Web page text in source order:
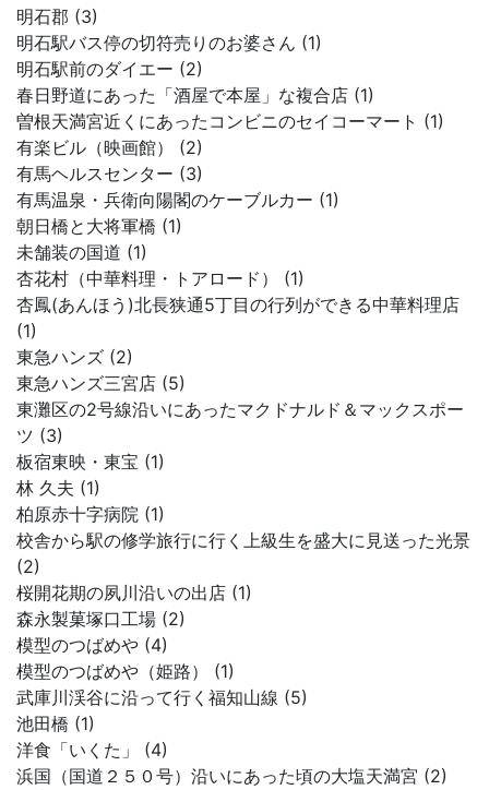
明石郡 (3)
明石駅バス停の切符売りのお婆さん (1)
明石駅前のダイエー (2)
春日野道にあった「酒屋で本屋」な複合店 (1)
曽根天満宮近くにあったコンビニのセイコーマート (1)
有楽ビル（映画館） (2)
有馬ヘルスセンター (3)
有馬温泉・兵衛向陽閣のケーブルカー (1)
朝日橋と大将軍橋 (1)
未舗装の国道 (1)
杏花村（中華料理・トアロード） (1)
杏鳳(あんほう)北長狭通5丁目の行列ができる中華料理店
(1)
東急ハンズ (2)
東急ハンズ三宮店 (5)
東灘区の2号線沿いにあったマクドナルド＆マックスポー
ツ (3)
板宿東映・東宝 (1)
林 久夫 (1)
柏原赤十字病院 (1)
校舎から駅の修学旅行に行く上級生を盛大に見送った光景
(2)
桜開花期の夙川沿いの出店 (1)
森永製菓塚口工場 (2)
模型のつばめや (4)
模型のつばめや（姫路） (1)
武庫川渓谷に沿って行く福知山線 (5)
池田橋 (1)
洋食「いくた」 (4)
浜国（国道２５０号）沿いにあった頃の大塩天満宮 (2)